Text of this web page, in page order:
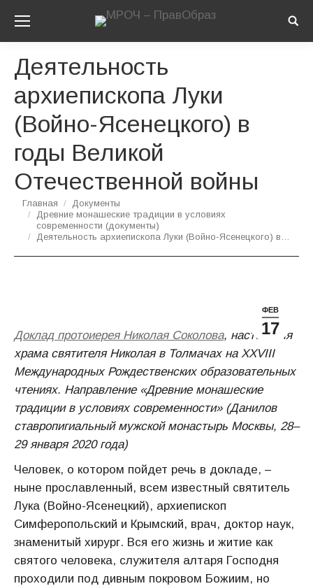
Деятельность
архиепископа Луки
(Войно-Ясенецкого) в
годы Великой
Отечественной войны
Вы здесь:
Главная
Документы
Древние монашеские традиции в условиях
современности (документы)
Деятельность архиепископа Луки (Войно-Ясенецкого) в…
ФЕВ
17
Доклад протоиерея Николая Соколова, настоятеля
храма святителя Николая в Толмачах на ХХVIII
Международных Рождественских образовательных
чтениях. Направление «Древние монашеские
традиции в условиях современности» (Данилов
ставропигиальный мужской монастырь Москвы, 28–
29 января 2020 года)
Человек, о котором пойдет речь в докладе, –
ныне прославленный, всем известный святитель
Лука (Войно-Ясенецкий), архиепископ
Симферопольский и Крымский, врач, доктор наук,
знаменитый хирург. Вся его жизнь и житие как
святого человека, служителя алтаря Господня
проходили под дивным покровом Божиим, но